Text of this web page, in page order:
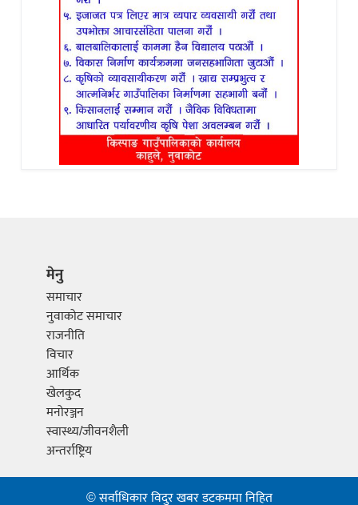
मेनु
समाचार
नुवाकोट समाचार
राजनीति
विचार
आर्थिक
खेलकुद
मनोरञ्जन
स्वास्थ्य/जीवनशैली
अन्तर्राष्ट्रिय
© सर्वाधिकार विदुर खबर डटकममा निहित